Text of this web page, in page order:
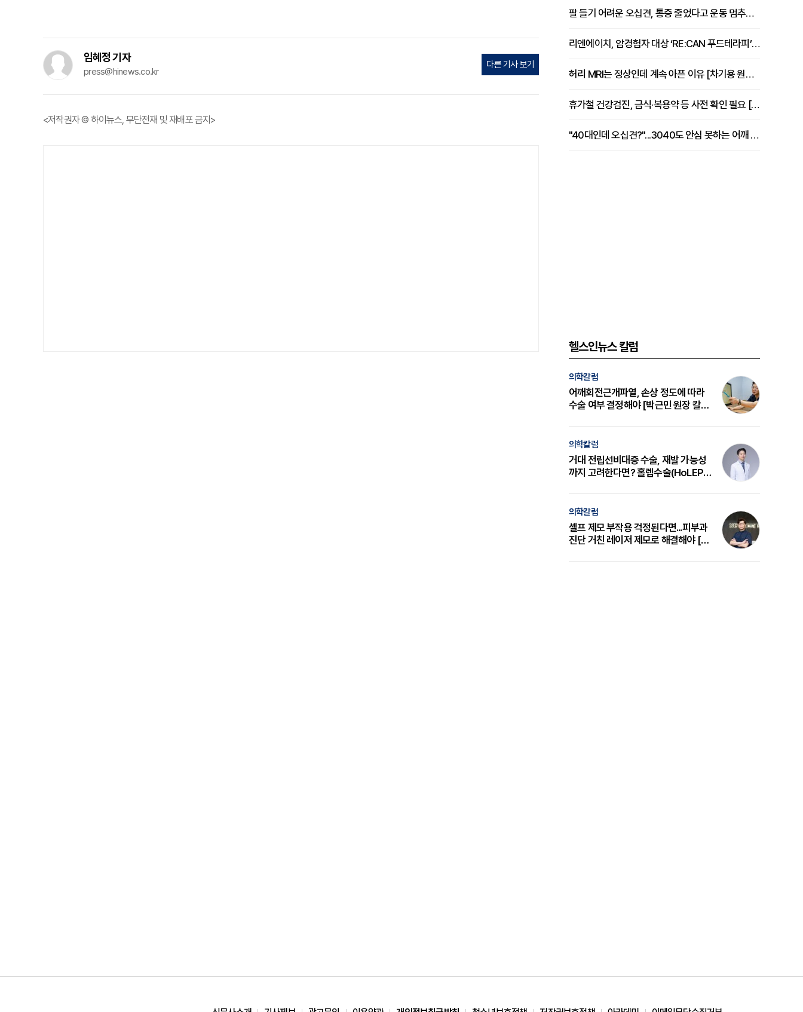
임혜정 기자
press@hinews.co.kr
다른 기사 보기
<저작권자 © 하이뉴스, 무단전재 및 재배포 금지>
팔 들기 어려운 오십견, 통증 줄었다고 운동 멈추면 안 되는 이유 [이병욱 원장 칼럼]
리엔에이치, 암경험자 대상 ‘RE:CAN 푸드테라피’ 운영
허리 MRI는 정상인데 계속 아픈 이유 [차기용 원장 칼럼]
휴가철 건강검진, 금식·복용약 등 사전 확인 필요 [정도감 원장 칼럼]
"40대인데 오십견?"...3040도 안심 못하는 어깨 유착성 관절낭염
헬스인뉴스 칼럼
의학칼럼
어깨회전근개파열, 손상 정도에 따라
수술 여부 결정해야 [박근민 원장 칼
의학칼럼
거대 전립선비대증 수술, 재발 가능성
까지 고려한다면? 홀렙수술(HoLEP)
의학칼럼
셀프 제모 부작용 걱정된다면...피부과
진단 거친 레이저 제모로 해결해야 [변